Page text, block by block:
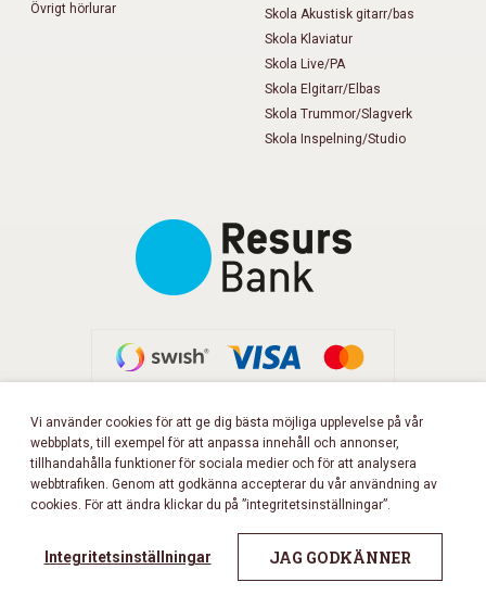
Övrigt hörlurar
Skola Akustisk gitarr/bas
Skola Klaviatur
Skola Live/PA
Skola Elgitarr/Elbas
Skola Trummor/Slagverk
Skola Inspelning/Studio
FÖLJ OSS PÅ FACEBOOK!
Vi använder cookies för att ge dig bästa möjliga upplevelse på vår
webbplats, till exempel för att anpassa innehåll och annonser,
tillhandahålla funktioner för sociala medier och för att analysera
webbtrafiken. Genom att godkänna accepterar du vår användning av
cookies. För att ändra klickar du på ”integritetsinställningar”.
Integritetsinställningar JAG GODKÄNNER